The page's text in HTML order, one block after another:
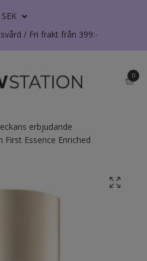
SEK
/ Fri frakt från 399:-
0
erbjudande
First Essence Enriched